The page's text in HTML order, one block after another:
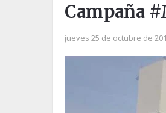
Campaña
jueves 25 de octubre de